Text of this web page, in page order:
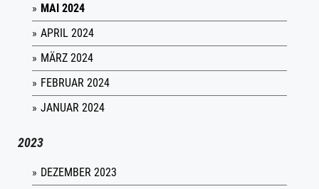
MAI 2024
APRIL 2024
MÄRZ 2024
FEBRUAR 2024
JANUAR 2024
2023
DEZEMBER 2023